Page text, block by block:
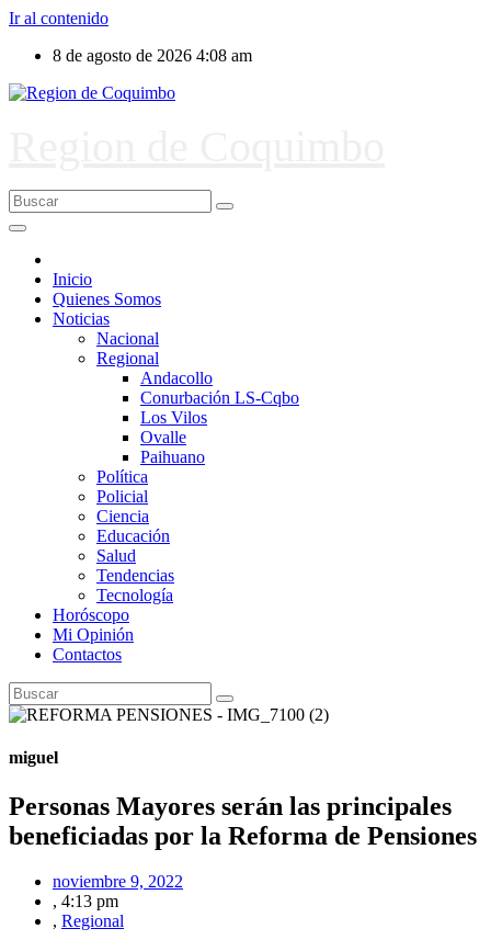
Ir al contenido
8 de agosto de 2026 4:08 am
Inicio
Quienes Somos
Noticias
Nacional
Regional
Andacollo
Conurbación LS-Cqbo
Los Vilos
Ovalle
Paihuano
Política
Policial
Ciencia
Educación
Salud
Tendencias
Tecnología
Horóscopo
Mi Opinión
Contactos
miguel
Personas Mayores serán las principales
beneficiadas por la Reforma de Pensiones
noviembre 9, 2022
, 4:13 pm
, Regional